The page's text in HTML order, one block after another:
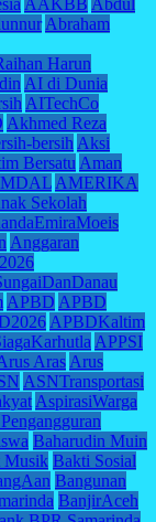
Abraham
Harun
AI di Dunia
AITechCo
Akhmed Reza
bersih Aksi
Bersatu Aman
AMERIKA
Sekolah
Anggaran
APBD APBD
APBDKaltim
APPSI
Aras Arus
ASNTransportasi
AspirasiWarga
Baharudin Muin
Musik Bakti Sosial
Bangunan
BanjirAceh